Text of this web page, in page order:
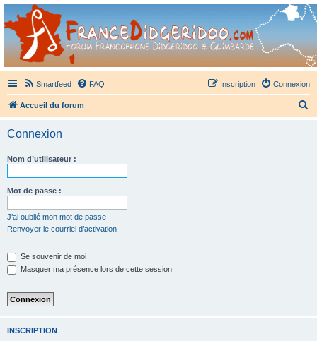
France Didgeridoo
Didgeridoo et Guimbarde sur France Didgeridoo - retrouvez la communauté.
Smartfeed FAQ Connexion
Inscription
Accueil du forum
Connexion
Nom d’utilisateur :
Mot de passe :
J’ai oublié mon mot de passe
Renvoyer le courriel d’activation
Se souvenir de moi
Masquer ma présence lors de cette session
INSCRIPTION